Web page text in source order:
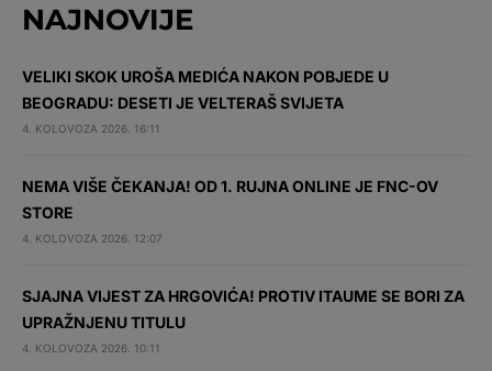
NAJNOVIJE
VELIKI SKOK UROŠA MEDIĆA NAKON POBJEDE U
BEOGRADU: DESETI JE VELTERAŠ SVIJETA
4. KOLOVOZA 2026. 16:11
NEMA VIŠE ČEKANJA! OD 1. RUJNA ONLINE JE FNC-OV
STORE
4. KOLOVOZA 2026. 12:07
SJAJNA VIJEST ZA HRGOVIĆA! PROTIV ITAUME SE BORI ZA
UPRAŽNJENU TITULU
4. KOLOVOZA 2026. 10:11